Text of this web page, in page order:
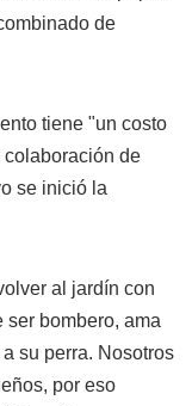
de
tiene "un costo
de
se inició la
al jardín con
ser bombero, ama
su perra. Nosotros
por eso